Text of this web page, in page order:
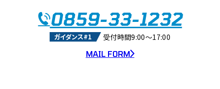
0859-33-1232
ガイダンス#1 受付時間9:00～17:00
MAIL FORM